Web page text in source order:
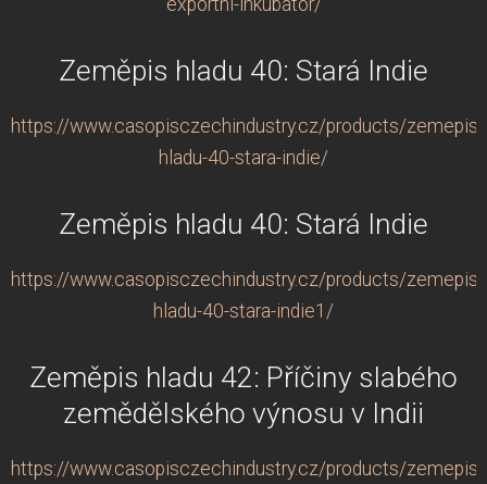
Zeměpis hladu 40: Stará Indie
https://www.casopisczechindustry.cz/products/zemepis-
hladu-40-stara-indie/
Zeměpis hladu 40: Stará Indie
https://www.casopisczechindustry.cz/products/zemepis-
hladu-40-stara-indie1/
Zeměpis hladu 42: Příčiny slabého
zemědělského výnosu v Indii
https://www.casopisczechindustry.cz/products/zemepis-